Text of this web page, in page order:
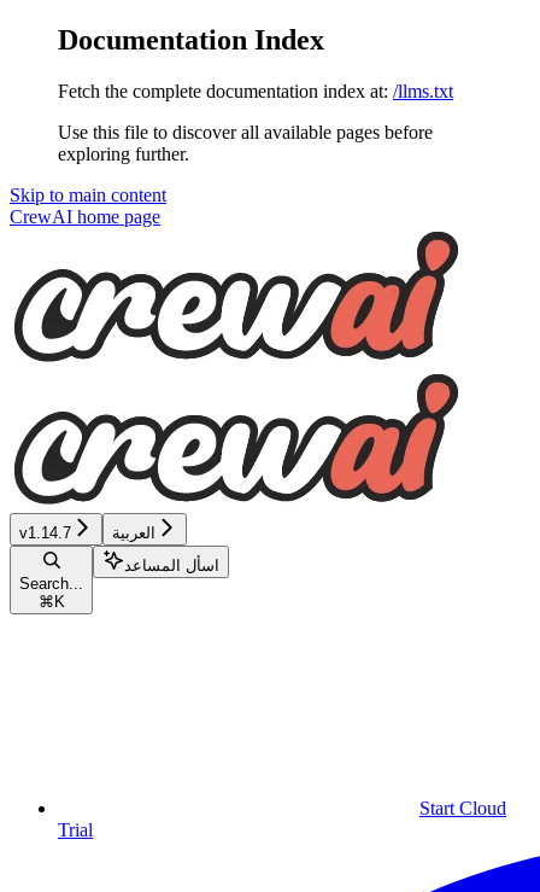
Documentation Index
Fetch the complete documentation index at: /llms.txt
Use this file to discover all available pages before
exploring further.
Skip to main content
CrewAI home page
v1.14.7 العربية
Search...
⌘ K
اسأل المساعد
Start Cloud
Trial